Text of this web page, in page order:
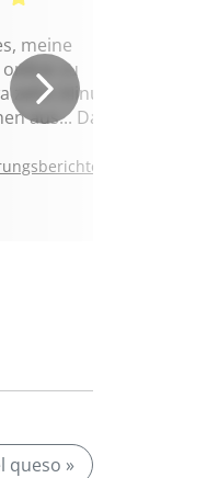
meine
zu
zehn Minuten
aus... Danke!
queso »